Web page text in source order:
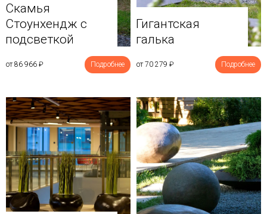
Скамья
Стоунхендж с
подсветкой
от 86 966 ₽ Подробнее
Гигантская
галька
от 70 279 ₽ Подробнее